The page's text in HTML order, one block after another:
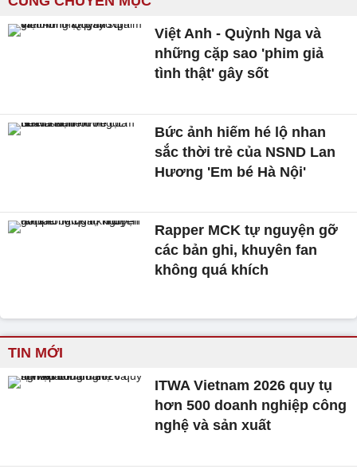
Việt Anh - Quỳnh Nga và
những cặp sao 'phim giả
tình thật' gây sốt
Bức ảnh hiếm hé lộ nhan
sắc thời trẻ của NSND Lan
Hương 'Em bé Hà Nội'
Rapper MCK tự nguyện gỡ
các bản ghi, khuyên fan
không quá khích
TIN MỚI
ITWA Vietnam 2026 quy tụ
hơn 500 doanh nghiệp công
nghệ và sản xuất